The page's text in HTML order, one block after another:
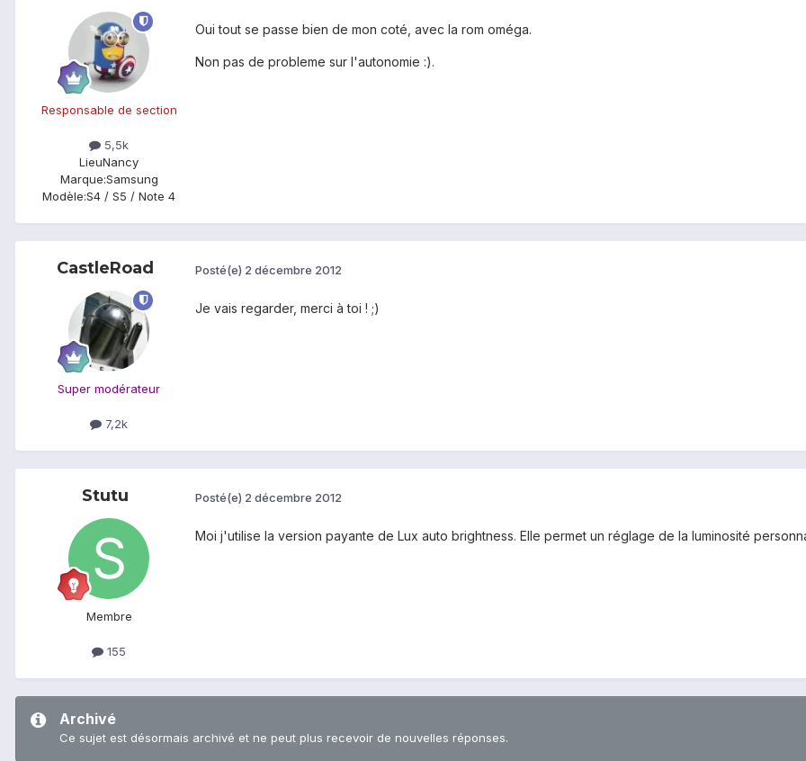
Responsable de section
5,5k
LieuNancy
Marque:Samsung
Modèle:S4 / S5 / Note 4
Oui tout se passe bien de mon coté, avec la rom oméga.
Non pas de probleme sur l'autonomie :).
CastleRoad
Super modérateur
7,2k
Posté(e) 2 décembre 2012
Je vais regarder, merci à toi ! ;)
Stutu
Membre
155
Posté(e) 2 décembre 2012
Moi j'utilise la version payante de Lux auto brightness. Elle permet un réglage de la luminosité
Archivé
Ce sujet est désormais archivé et ne peut plus recevoir de nouvelles réponses.